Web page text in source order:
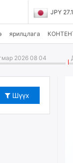
JPY
ярилцлага
2026 08 04
Шүүх